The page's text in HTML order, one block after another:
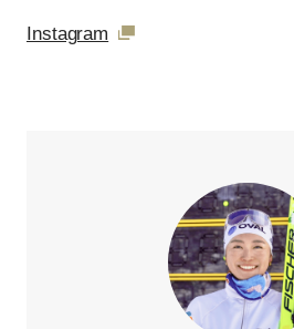
Instagram